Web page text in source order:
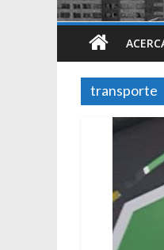
transporte